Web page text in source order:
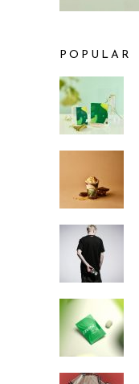
POPULAR